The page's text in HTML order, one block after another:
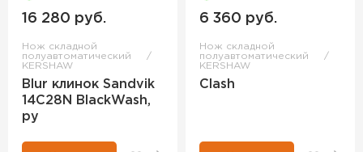
16 280 руб.
Нож складной
полуавтоматический
KERSHAW
Blur клинок Sandvik
14C28N BlackWash,
ру
6 360 руб.
Нож складной
полуавтоматический
KERSHAW
Clash